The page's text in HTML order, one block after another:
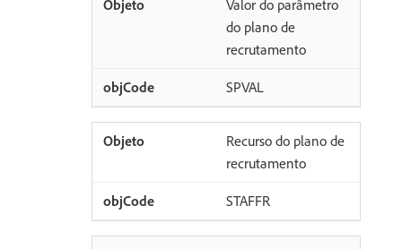
Valor do parâmetro
do plano de
recrutamento
SPVAL
Recurso do plano de
recrutamento
STAFFR